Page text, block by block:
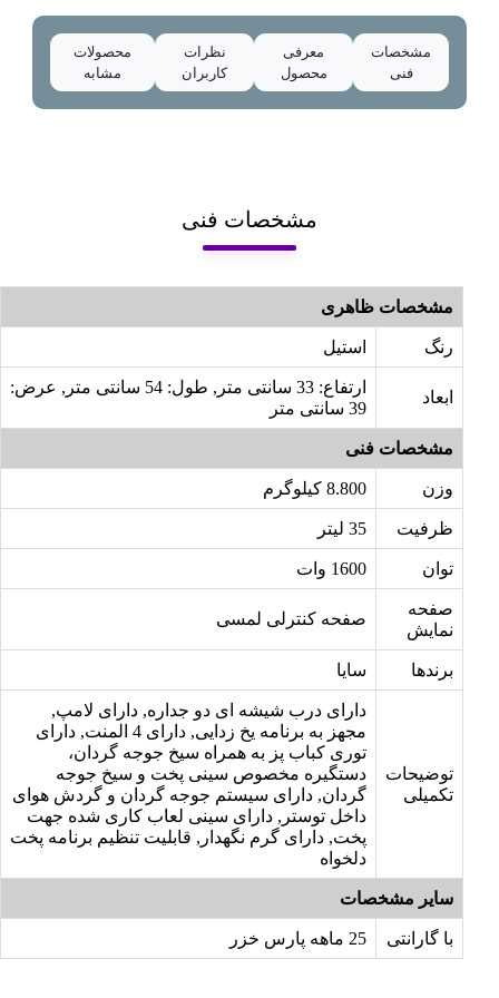
مشخصات
فنی
معرفی
محصول
نظرات
کاربران
محصولات
مشابه
مشخصات فنی
مشخصات ظاهری
رنگ استیل
ابعاد
ارتفاع: 33 سانتی متر, طول: 54 سانتی متر, عرض:
مشخصات فنی
وزن 8.800 کیلوگرم
ظرفیت
توان 1600 وات
صفحه
نمایش
صفحه کنترلی لمسی
برندها سایا
توضیحات
تکمیلی
دارای درب شیشه ای دو جداره, دارای لامپ,
مجهز به برنامه یخ زدایی, دارای 4 المنت, دارای
توری کباب پز به همراه سیخ جوجه گردان،
دستگیره مخصوص سینی پخت و سیخ جوجه
گردان, دارای سیستم جوجه گردان و گردش هوای
داخل توستر, دارای سینی لعاب کاری شده جهت
پخت, دارای گرم نگهدار, قابلیت تنظیم برنامه پخت
دلخواه
سایر مشخصات
با گارانتی